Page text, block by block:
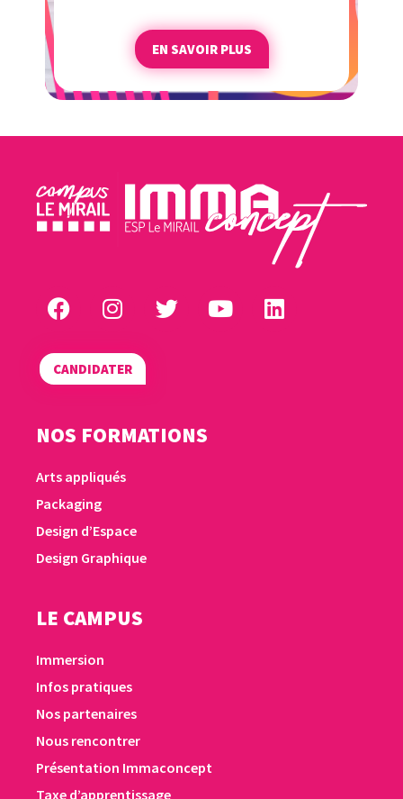
EN SAVOIR PLUS
CANDIDATER
NOS FORMATIONS
Arts appliqués
Packaging
Design d’Espace
Design Graphique
LE CAMPUS
Immersion
Infos pratiques
Nos partenaires
Nous rencontrer
Présentation Immaconcept
Taxe d’apprentissage